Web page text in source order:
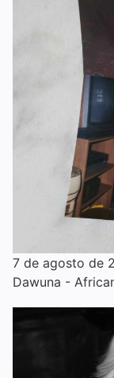
7 de agosto de
Dawuna -